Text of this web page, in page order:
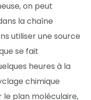
on peut
la chaîne
utiliser une source
se fait
heures à la
chimique
plan moléculaire,